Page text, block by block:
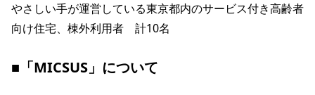
やさしい手が運営している東京都内のサービス付き高齢者
向け住宅、棟外利用者　計10名
■「MICSUS」について